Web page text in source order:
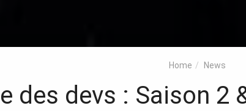
Home News
des devs : Saison 2